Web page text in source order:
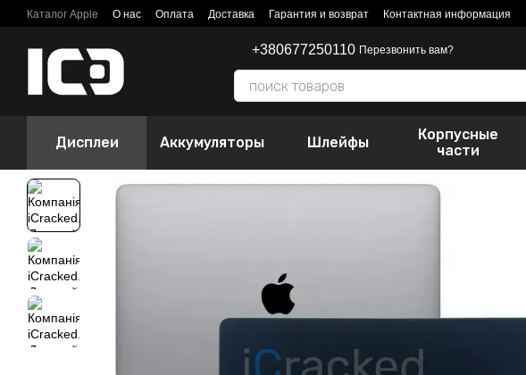
Перейти к основному контенту
Каталог Apple О нас Оплата Доставка Гарантия и возврат Контактная информация
+380677250110 Перезвонить вам?
Дисплеи Аккумуляторы Шлейфы
Корпусные
части